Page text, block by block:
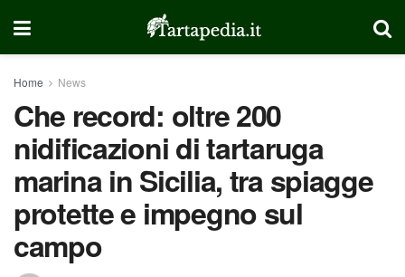
Home News
Che record: oltre 200
nidificazioni di tartaruga
marina in Sicilia, tra spiagge
protette e impegno sul
campo